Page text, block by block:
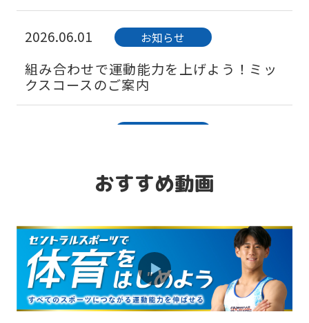
2026.06.01 お知らせ
組み合わせで運動能力を上げよう！ミッ
クスコースのご案内
して良かったことは？」
2026.07.01 お知らせ
初めての習い事はベビースイミングから
スタートしませんか？
おすすめ動画